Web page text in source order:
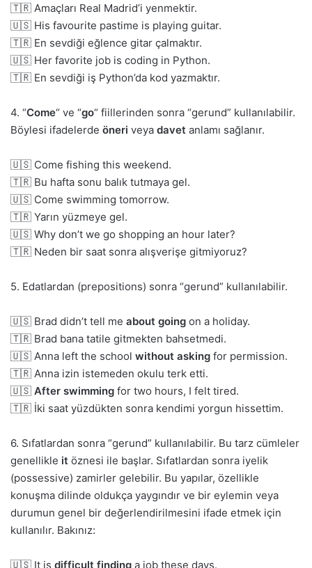
🇹🇷 Amaçları Real Madrid’i yenmektir.
🇺🇸 His favourite pastime is playing guitar.
🇹🇷 En sevdiği eğlence gitar çalmaktır.
🇺🇸 Her favorite job is coding in Python.
🇹🇷 En sevdiği iş Python’da kod yazmaktır.
4. “Come“ ve “go“ fiillerinden sonra “gerund” kullanılabilir.
Böylesi ifadelerde öneri veya davet anlamı sağlanır.
🇺🇸 Come fishing this weekend.
🇹🇷 Bu hafta sonu balık tutmaya gel.
🇺🇸 Come swimming tomorrow.
🇹🇷 Yarın yüzmeye gel.
🇺🇸 Why don’t we go shopping an hour later?
🇹🇷 Neden bir saat sonra alışverişe gitmiyoruz?
5. Edatlardan (prepositions) sonra “gerund” kullanılabilir.
🇺🇸 Brad didn’t tell me about going on a holiday.
🇹🇷 Brad bana tatile gitmekten bahsetmedi.
🇺🇸 Anna left the school without asking for permission.
🇹🇷 Anna izin istemeden okulu terk etti.
🇺🇸 After swimming for two hours, I felt tired.
🇹🇷 İki saat yüzdükten sonra kendimi yorgun hissettim.
6. Sıfatlardan sonra “gerund” kullanılabilir. Bu tarz cümleler
genellikle it öznesi ile başlar. Sıfatlardan sonra iyelik
(possessive) zamirler gelebilir. Bu yapılar, özellikle
konuşma dilinde oldukça yaygındır ve bir eylemin veya
durumun genel bir değerlendirilmesini ifade etmek için
kullanılır. Bakınız:
🇺🇸 It is difficult finding a job these days.